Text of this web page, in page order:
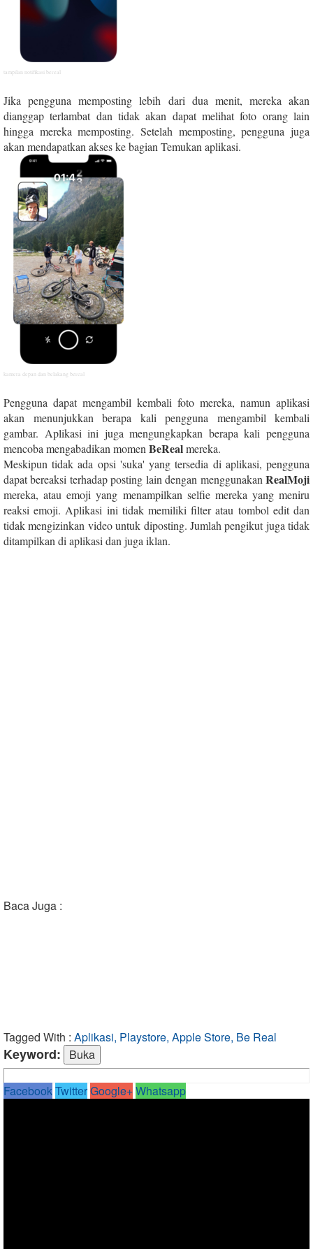
tampilan notifikasi bereal
Jika pengguna memposting lebih dari dua menit, mereka akan
dianggap terlambat dan tidak akan dapat melihat foto orang lain
hingga mereka memposting. Setelah memposting, pengguna juga
akan mendapatkan akses ke bagian Temukan aplikasi.
kamera depan dan belakang bereal
Pengguna dapat mengambil kembali foto mereka, namun aplikasi
akan menunjukkan berapa kali pengguna mengambil kembali
gambar. Aplikasi ini juga mengungkapkan berapa kali pengguna
mencoba mengabadikan momenBeRealmereka.
Meskipun tidak ada opsi 'suka' yang tersedia di aplikasi, pengguna
dapat bereaksi terhadap posting lain dengan menggunakanRealMoji
mereka, atau emoji yang menampilkan selfie mereka yang meniru
reaksi emoji. Aplikasi ini tidak memiliki filter atau tombol edit dan
tidak mengizinkan video untuk diposting. Jumlah pengikut juga tidak
ditampilkan di aplikasi dan juga iklan.
Baca Juga :
Tagged With : Aplikasi, Playstore, Apple Store, Be Real
Keyword:
FacebookTwitterGoogle+Whatsapp